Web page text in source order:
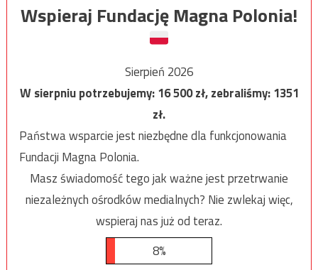
Wspieraj Fundację Magna Polonia!
Sierpień 2026
W sierpniu potrzebujemy:16 500zł, zebraliśmy:1351
zł.
Państwa wsparcie jest niezbędne dla funkcjonowania
Fundacji Magna Polonia.
Masz świadomość tego jak ważne jest przetrwanie
niezależnych ośrodków medialnych? Nie zwlekaj więc,
wspieraj nas już od teraz.
8%